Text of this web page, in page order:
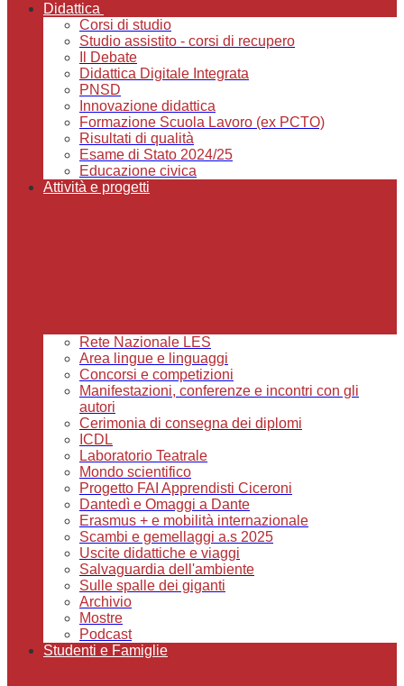
Didattica
Corsi di studio
Studio assistito - corsi di recupero
Il Debate
Didattica Digitale Integrata
PNSD
Innovazione didattica
Formazione Scuola Lavoro (ex PCTO)
Risultati di qualità
Esame di Stato 2024/25
Educazione civica
Attività e progetti
Rete Nazionale LES
Area lingue e linguaggi
Concorsi e competizioni
Manifestazioni, conferenze e incontri con gli
autori
Cerimonia di consegna dei diplomi
ICDL
Laboratorio Teatrale
Mondo scientifico
Progetto FAI Apprendisti Ciceroni
Dantedì e Omaggi a Dante
Erasmus + e mobilità internazionale
Scambi e gemellaggi a.s 2025
Uscite didattiche e viaggi
Salvaguardia dell'ambiente
Sulle spalle dei giganti
Archivio
Mostre
Podcast
Studenti e Famiglie